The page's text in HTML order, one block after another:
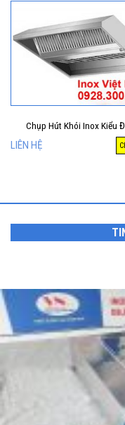
Chụp Hút Khói Inox Kiểu
LIÊN HỆ